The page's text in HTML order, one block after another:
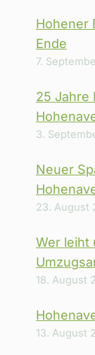
Hohener
Ende
7.
25 Jahre
3.
Neuer
23. August
Wer leiht
18. August
13. August